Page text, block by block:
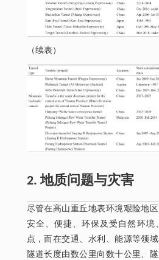
（续表）
2. 地质问题与灾害
尽管在高山重丘地表环境艰险地
安全、便捷、环保及受自然环境
点，而在交通、水利、能源等领
隧道长度由数公里向数十公里、